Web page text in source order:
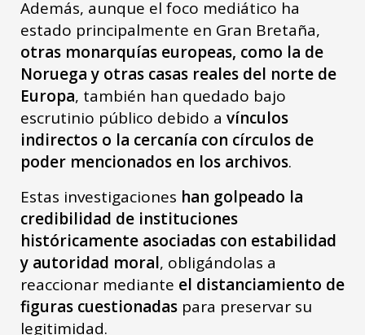
Además, aunque el foco mediático ha
estado principalmente en Gran Bretaña,
otras monarquías europeas, como la de
Noruega y otras casas reales del norte de
Europa, también han quedado bajo
escrutinio público debido a vínculos
indirectos o la cercanía con círculos de
poder mencionados en los archivos.
Estas investigaciones han golpeado la
credibilidad de instituciones
históricamente asociadas con estabilidad
y autoridad moral, obligándolas a
reaccionar mediante el distanciamiento de
figuras cuestionadas para preservar su
legitimidad.